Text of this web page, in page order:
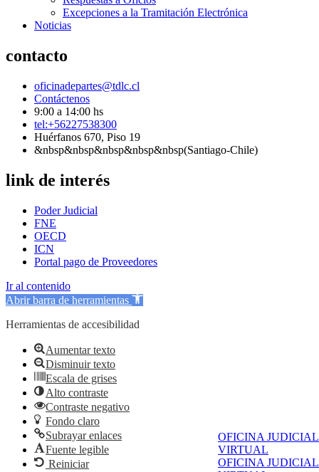
OFICINA JUDICIAL
VIRTUAL
OFICINA JUDICIAL
Excepciones a la Tramitación Electrónica
Noticias
contacto
oficinadepartes@tdlc.cl
Contáctenos
9:00 a 14:00 hs
tel:+56227538300
Huérfanos 670, Piso 19
&nbsp&nbsp&nbsp&nbsp&nbsp(Santiago-Chile)
link de interés
Poder Judicial
FNE
OECD
ICN
Portal pago de Proveedores
Ir al contenido
Abrir barra de herramientas
Herramientas de accesibilidad
Aumentar texto
Disminuir texto
Escala de grises
Alto contraste
Contraste negativo
Fondo claro
Subrayar enlaces
Fuente legible
Reiniciar